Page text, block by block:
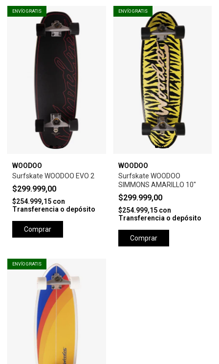
ENVÍO GRATIS
WOODOO
Surfskate WOODOO EVO 2
$299.999,00
$254.999,15 con
Transferencia o depósito
Comprar
ENVÍO GRATIS
WOODOO
Surfskate WOODOO
SIMMONS AMARILLO 10"
$299.999,00
$254.999,15 con
Transferencia o depósito
Comprar
ENVÍO GRATIS